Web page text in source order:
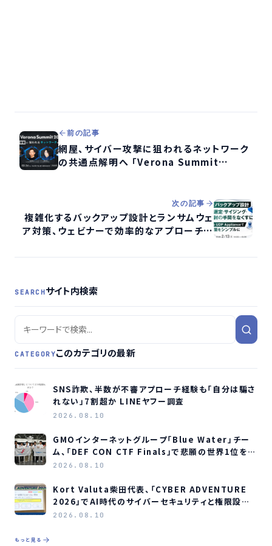
前の記事
網屋、サイバー攻撃に狙われるネットワーク
の共通点解明へ 「Verona Summit
次の記事
複雑化するバックアップ設計とランサムウェ
ア対策、ウェビナーで効率的なアプローチ提
SEARCHサイト内検索
CATEGORYこのカテゴリの最新
SNS詐欺、半数が不審アプローチ経験も「自分は騙さ
れない」7割超か LINEヤフー調査
2026.08.10
GMOインターネットグループ「Blue Water」チー
ム、「DEF CON CTF Finals」で悲願の世界1位を獲
得
2026.08.10
Kort Valuta柴田代表、「CYBER ADVENTURE
2026」でAI時代のサイバーセキュリティと権限設計
を解説
2026.08.10
もっと見る